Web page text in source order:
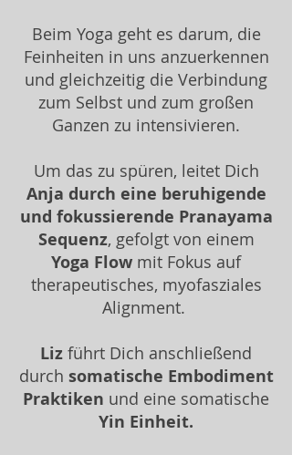
Beim Yoga geht es darum, die
Feinheiten in uns anzuerkennen
und gleichzeitig die Verbindung
zum Selbst und zum großen
Ganzen zu intensivieren.
Um das zu spüren, leitet Dich
Anja durch eine beruhigende
und fokussierende Pranayama
Sequenz, gefolgt von einem
Yoga Flow mit Fokus auf
therapeutisches, myofasziales
Alignment.
Liz führt Dich anschließend
durch somatische Embodiment
Praktiken und eine somatische
Yin Einheit.